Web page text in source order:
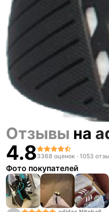
Отзывы на
4.83368 оценок · 1053
Фото покупателей